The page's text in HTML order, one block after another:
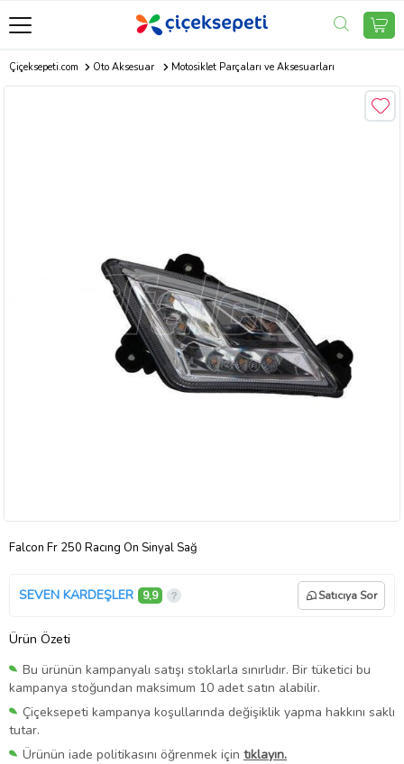
Çiçeksepeti.com Oto Aksesuar Motosiklet Parçaları ve Aksesuarları
Falcon Fr 250 Racıng Ön Sinyal Sağ
SEVEN KARDEŞLER 9,9 Satıcıya Sor
Ürün Özeti
Bu ürünün kampanyalı satışı stoklarla sınırlıdır. Bir tüketici bu
kampanya stoğundan maksimum 10 adet satın alabilir.
Çiçeksepeti kampanya koşullarında değişiklik yapma hakkını saklı
tutar.
Ürünün iade politikasını öğrenmek için tıklayın.